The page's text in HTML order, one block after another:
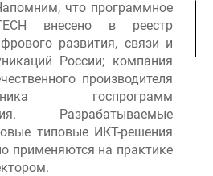
что программное
внесено в реестр
развития, связи и
России; компания
производителя
госпрограмм
Разрабатываемые
типовые ИКТ-решения
применяются на практике